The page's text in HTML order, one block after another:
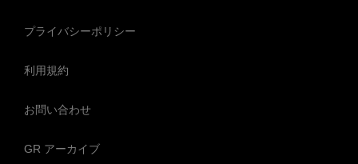
プライバシーポリシー
利用規約
お問い合わせ
GR アーカイブ